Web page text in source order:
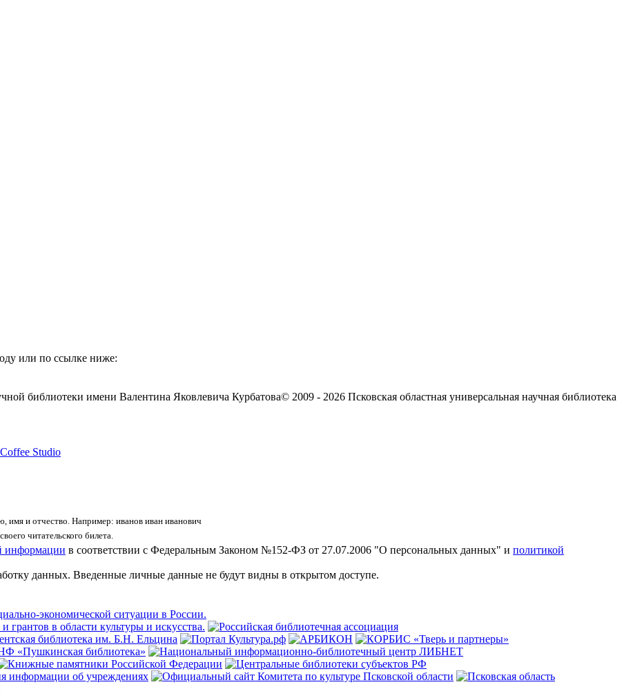
или по ссылке ниже:
библиотеки имени Валентина Яковлевича Курбатова© 2009 - 2026 Псковская областная универсальная научная библиотека
Coffee Studio
имя и отчество. Например: иванов иван иванович
читательского билета.
информации в соответствии с Федеральным Законом №152-ФЗ от 27.07.2006 "О персональных данных" и политикой
данных. Введенные личные данные не будут видны в открытом доступе.